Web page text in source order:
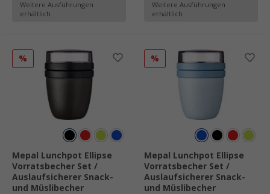
Weitere Ausführungen
erhältlich
Weitere Ausführungen
erhältlich
%
Mepal Lunchpot Ellipse
Vorratsbecher Set /
Auslaufsicherer Snack-
und Müslibecher
%
Mepal Lunchpot Ellipse
Vorratsbecher Set /
Auslaufsicherer Snack-
und Müslibecher